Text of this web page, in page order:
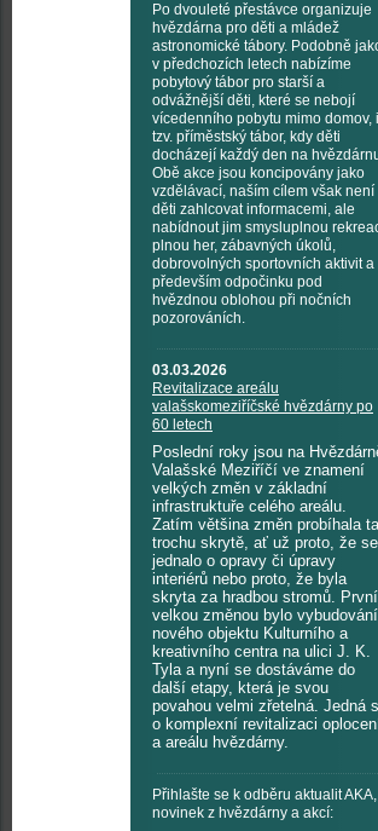
Po dvouleté přestávce organizuje
hvězdárna pro děti a mládež
astronomické tábory. Podobně
v předchozích letech nabízíme
pobytový tábor pro starší a
odvážnější děti, které se nebojí
vícedenního pobytu mimo domov, i
tzv. příměstský tábor, kdy děti
docházejí každý den na
Obě akce jsou koncipovány jako
vzdělávací, naším cílem však není
děti zahlcovat informacemi, ale
nabídnout jim smysluplnou
plnou her, zábavných úkolů,
dobrovolných sportovních aktivit a
především odpočinku pod
hvězdnou oblohou při nočních
pozorováních.
03.03.2026
Revitalizace areálu
valašskomeziříčské hvězdárny po
60 letech
Poslední roky jsou na
Valašské Meziříčí ve znamení
velkých změn v základní
infrastruktuře celého areálu.
Zatím většina změn probíhala
trochu skrytě, ať už proto, že se
jednalo o opravy či úpravy
interiérů nebo proto, že byla
skryta za hradbou stromů. První
velkou změnou bylo vybudování
nového objektu Kulturního a
kreativního centra na ulici J. K.
Tyla a nyní se dostáváme do
další etapy, která je svou
povahou velmi zřetelná. Jedná
o komplexní revitalizaci
a areálu hvězdárny.
Přihlašte se k odběru aktualit AKA,
novinek z hvězdárny a akcí: